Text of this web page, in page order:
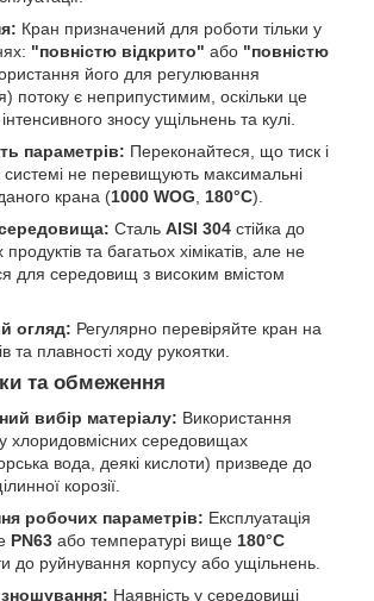
Кран призначений для роботи тільки у
"повністю відкрито" або "повністю
його для регулювання
потоку є неприпустимим, оскільки це
зносу ущільнень та кулі.
параметрів: Переконайтеся, що тиск і
не перевищують максимальні
крана (1000 WOG 180°C).
середовища: Сталь AISI 304 стійка до
та багатьох хімікатів, але не
для середовищ з високим вмістом
огляд: Регулярно перевіряйте кран на
та плавності ходу рукоятки.
та обмеження
вибір матеріалу: Використання
у хлоридовмісних середовищах
вода, деякі кислоти) призведе до
корозії.
робочих параметрів: Експлуатація
PN63 або температурі вище 180°C
до руйнування корпусу або ущільнень.
Наявність у середовищі